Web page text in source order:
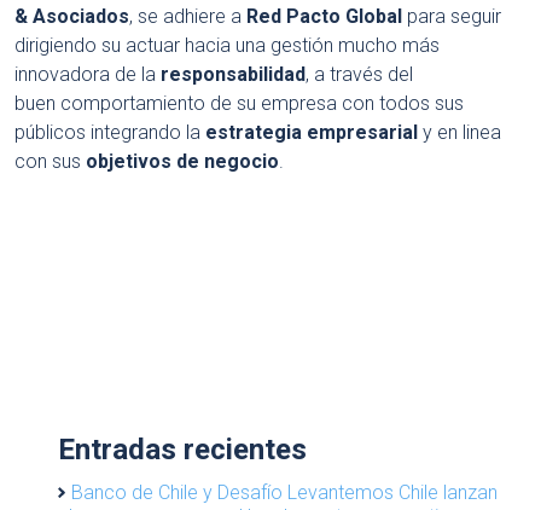
& Asociados, se adhiere a Red Pacto Global para seguir
dirigiendo su actuar hacia una gestión mucho más
innovadora de la responsabilidad, a través del
buen comportamiento de su empresa con todos sus
públicos integrando la estrategia empresarial y en linea
con sus objetivos de negocio.
Entradas recientes
Banco de Chile y Desafío Levantemos Chile lanzan